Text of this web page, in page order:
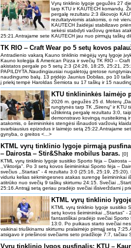
Vyrų tinklinio lygoje gegužės 27
tarp KTU ir KAUTECH komandų.
pergalę rezultatu 2:3 iškovojo
rezultatyviomis atakomis, o nė
KAUTECH žaidėjai stabilizavo
sekėsi stabdyti varžovų greitas
25:21.Antrajame sete KAUTECH jau nuo pirmųjų taškų
TK RIO ‒ Craft Wear po 5 setų kovos
Antradienio vakarą Kauno tinklinio mėgėjų vyrų lygoje
Kauno kolegija & American Pizza ir svečių TK RIO ‒
akistatos pergale po 5 setų 2:3 (24:26, 18:25, 25:21,
PAPILDYTA.Naudingiausiai nugalėtojų gretose
naudingumo balų. 13 pridėjo Jaunius Dobilas, po 10
į priekį tempė Haroldas Šemiota su 17 taškų ir 15
KTU tinklininkės laimėjo
2026 m. gegužės 25 d. Moterų
rungtynės tarp TK „Sirenų“ ir KTU
užtikrintą pergalę rezultatu 3:0,
demonstravo kovingą nusiteikimą
atakomis, o šeimininkės stengėsi išnaudoti varžovių
svarbiausius epizodus ir laimėjo setą 25:22.Antrajame
gynyba, o greitos <...>
KTML vyrų tinklinio lygoje pirmąją
‒ Dairosta ‒ Stir&Shake mobilus baras. [0]
KTML vyrų tinklinio lygoje susitiko Sporto fėja ‒ Dairosta
,,Viktorija". Po 3 setų kovos šeimininkai Sporto fėja ‒
svečius ,,Startas" - 4 rezultatu 3:0 (25:16, 25:19,
viduriu kelias sėkmingesnes atakas surengę šeimininkai
atitrūko nuo svečių 9 taškų skirtumu 24:15. Svečiai
25:16.Antrąjį setą geriau pradėjo svečiai išsiverždami į
KTML vyrų tinklinio
KTML vyrų tinklinio lygoje susitiko
setų kovos šeimininkai ,,Startas" -
fantastiškai pradėjo svečiai Sporto
13:0. Po puikaus starto svečiai
vaikinai triuškinamu skirtumu pralaimėjo pirmąjį setą
atsigavo ir priešinosi svečiams seto pradžioje 7:7,
Vyru tinklinio lygos pusfinalis: KTU –